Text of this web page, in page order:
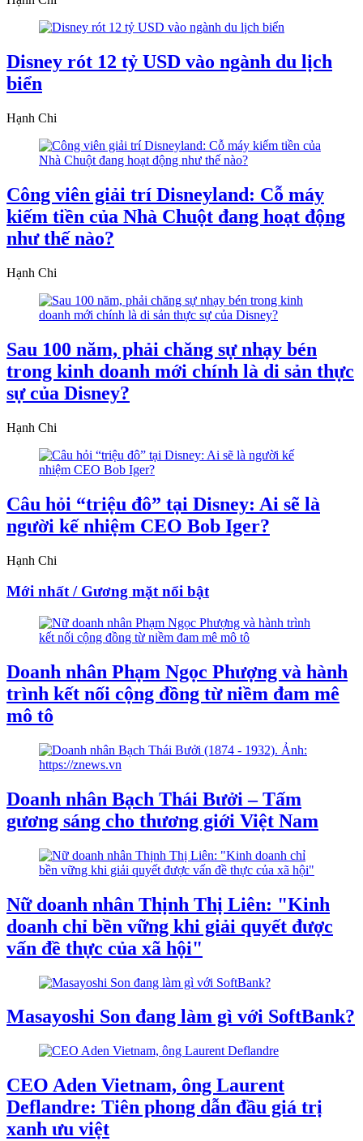
Disney rót 12 tỷ USD vào ngành du lịch
biển
Hạnh Chi
Công viên giải trí Disneyland: Cỗ máy
kiếm tiền của Nhà Chuột đang hoạt động
như thế nào?
Hạnh Chi
Sau 100 năm, phải chăng sự nhạy bén
trong kinh doanh mới chính là di sản thực
sự của Disney?
Hạnh Chi
Câu hỏi “triệu đô” tại Disney: Ai sẽ là
người kế nhiệm CEO Bob Iger?
Hạnh Chi
Mới nhất / Gương mặt nổi bật
Doanh nhân Phạm Ngọc Phượng và hành
trình kết nối cộng đồng từ niềm đam mê
mô tô
Doanh nhân Bạch Thái Bưởi – Tấm
gương sáng cho thương giới Việt Nam
Nữ doanh nhân Thịnh Thị Liên: "Kinh
doanh chỉ bền vững khi giải quyết được
vấn đề thực của xã hội"
Masayoshi Son đang làm gì với SoftBank?
CEO Aden Vietnam, ông Laurent
Deflandre: Tiên phong dẫn đầu giá trị
xanh ưu việt